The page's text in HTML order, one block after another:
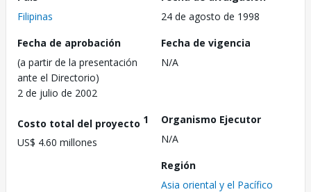
Filipinas
24 de agosto de 1998
Fecha de aprobación
(a partir de la presentación
ante el Directorio)
2 de julio de 2002
Fecha de vigencia
N/A
Costo total del proyecto 1
US$ 4.60 millones
Organismo Ejecutor
N/A
Región
Asia oriental y el Pacífico